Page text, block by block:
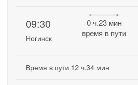
09:30
Ногинск
0 ч.23 мин
время в пути
Время в пути 12 ч.34 мин